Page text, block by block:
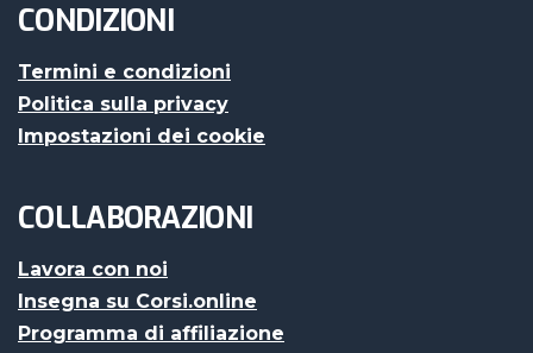
CONDIZIONI
Termini e condizioni
Politica sulla privacy
Impostazioni dei cookie
COLLABORAZIONI
Lavora con noi
Insegna su Corsi.online
Programma di affiliazione